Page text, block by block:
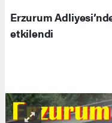
Erzurum
etkilendi